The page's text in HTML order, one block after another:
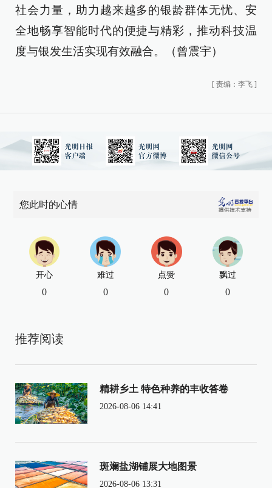
社会力量，助力越来越多的银龄群体无忧、安
全地畅享智能时代的便捷与精彩，推动科技温
度与银发生活实现有效融合。（曾震宇）
[ 责编：李飞 ]
您此时的心情
开心
0
难过
0
点赞
0
飘过
0
推荐阅读
精耕乡土 特色种养的丰收答卷
2026-08-06 14:41
斑斓盐湖铺展大地图景
2026-08-06 13:31